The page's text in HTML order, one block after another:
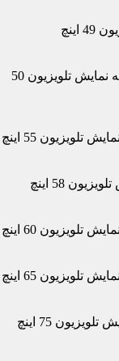
قیمت و خرید اینترنتی انواع محافظ صفحه نمایش تلویزیون 50
55 اینچ
58 اینچ
60 اینچ
65 اینچ
75 اینچ